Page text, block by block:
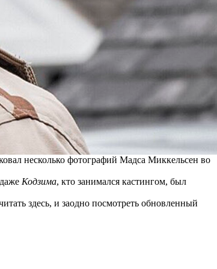
несколько фотографий Мадса Миккельсен во
Кодзима, кто занимался кастингом, был
здесь, и заодно посмотреть обновленный